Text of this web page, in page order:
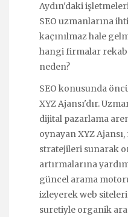
Aydın'daki
SEO uzmanlarına
kaçınılmaz hale
hangi firmalar
neden?
SEO konusunda
XYZ Ajansı'dır.
dijital pazarlama
oynayan XYZ
stratejileri sunarak
artırmalarına
güncel arama
izleyerek web
suretiyle organik